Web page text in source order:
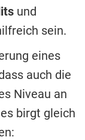
und
sein.
eines
auch die
Niveau an
birgt gleich